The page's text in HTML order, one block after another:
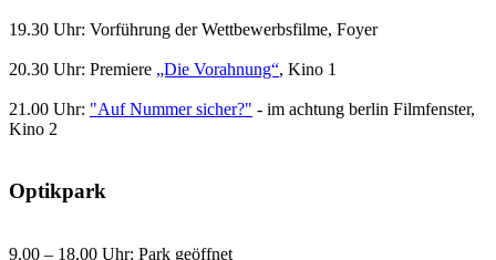
19.30 Uhr: Vorführung der Wettbewerbsfilme, Foyer
20.30 Uhr: Premiere „Die Vorahnung“, Kino 1
21.00 Uhr: "Auf Nummer sicher?" - im achtung berlin Filmfenster,
Kino 2
Optikpark
9.00 – 18.00 Uhr: Park geöffnet